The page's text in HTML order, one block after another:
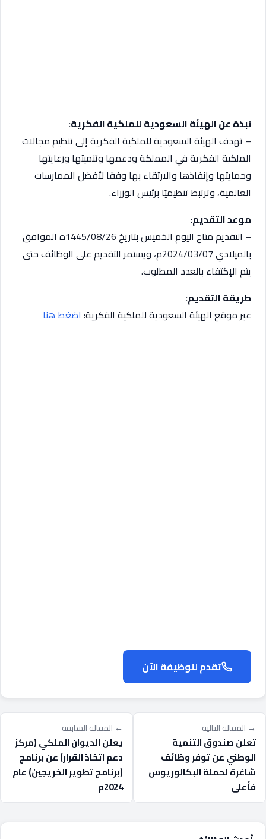
نبذة عن الهيئة السعودية للملكية الفكرية:
– تهدف الهيئة السعودية للملكية الفكرية إلى تنظيم مجالات
الملكية الفكرية في المملكة ودعمها وتنميتها ورعايتها
وحمايتها وإنفاذها والارتقاء بها وفقا لأفضل الممارسات
العالمية، وترتبط تنظيميًا برئيس الوزراء.
موعد التقديم:
– التقديم متاح اليوم الخميس بتاريخ 1445/08/26ه الموافق
بالميلادي 2024/03/07م، ويستمر التقديم على الوظائف حتى
يتم الإكتفاء بالعدد المطلوب.
طريقة التقديم:
عبر موقع الهيئة السعودية للملكية الفكرية: اضغط هنا
تقدم للوظيفة الآن
→ المقالة التالية
تعلن صندوق التنمية
الوطني عن توفر وظائف
شاغرة لحملة البكالوريوس
فأعلى
← المقالة السابقة
يعلن الديوان الملكي (مركز
دعم اتخاذ القرار) عن برنامج
(برنامج تطوير الخريجين) عام
2024م